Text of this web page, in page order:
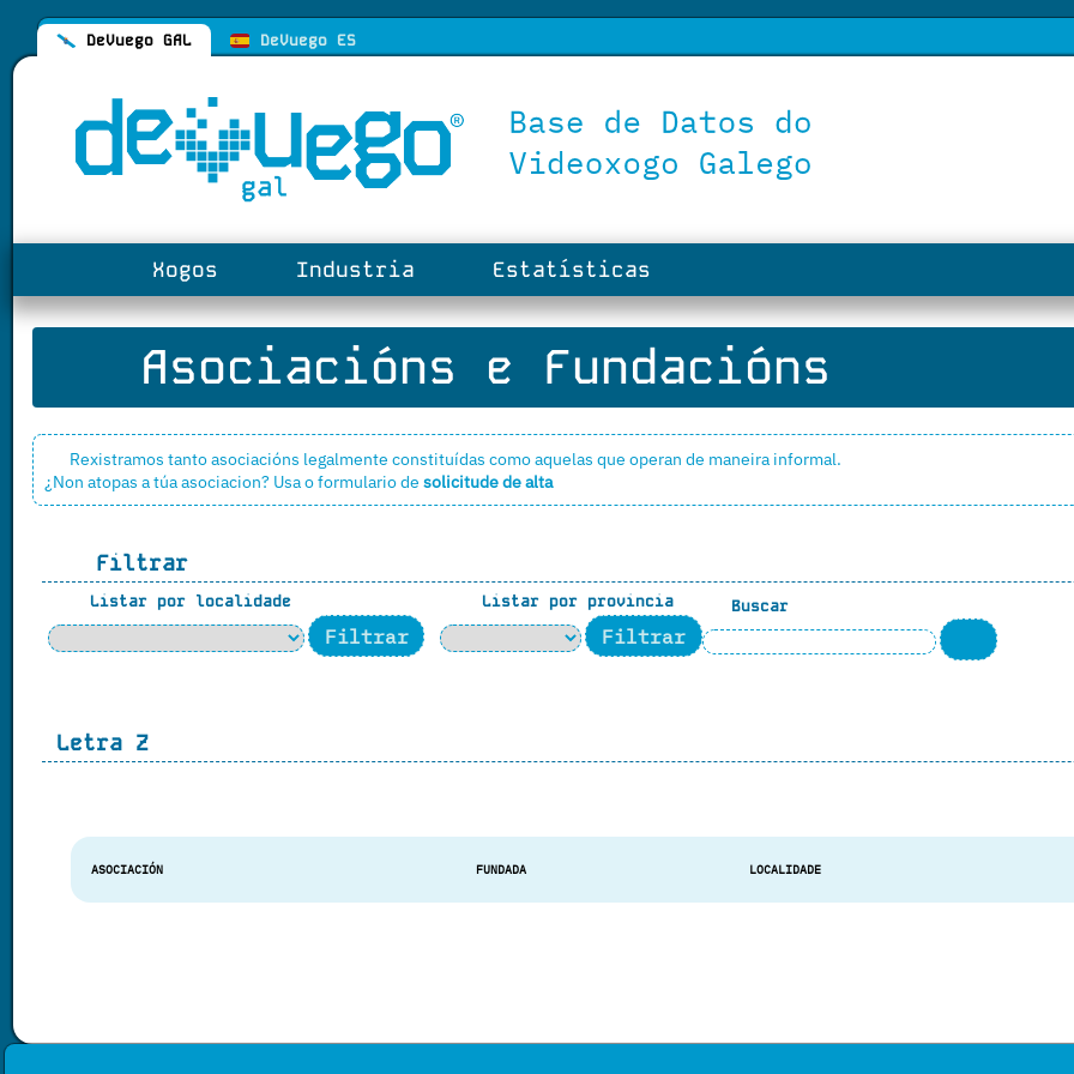
DeVuego GAL DeVuego ES
Xogos Industria Estatísticas
Asociacións e Fundacións
Rexistramos tanto asociacións legalmente constituídas como aquelas que operan de maneira informal.
¿Non atopas a túa asociacion? Usa o formulario desolicitude de alta
Filtrar
Listar por localidade Listar por provincia Buscar
Letra Z
ASOCIACIÓN FUNDADA LOCALIDADE